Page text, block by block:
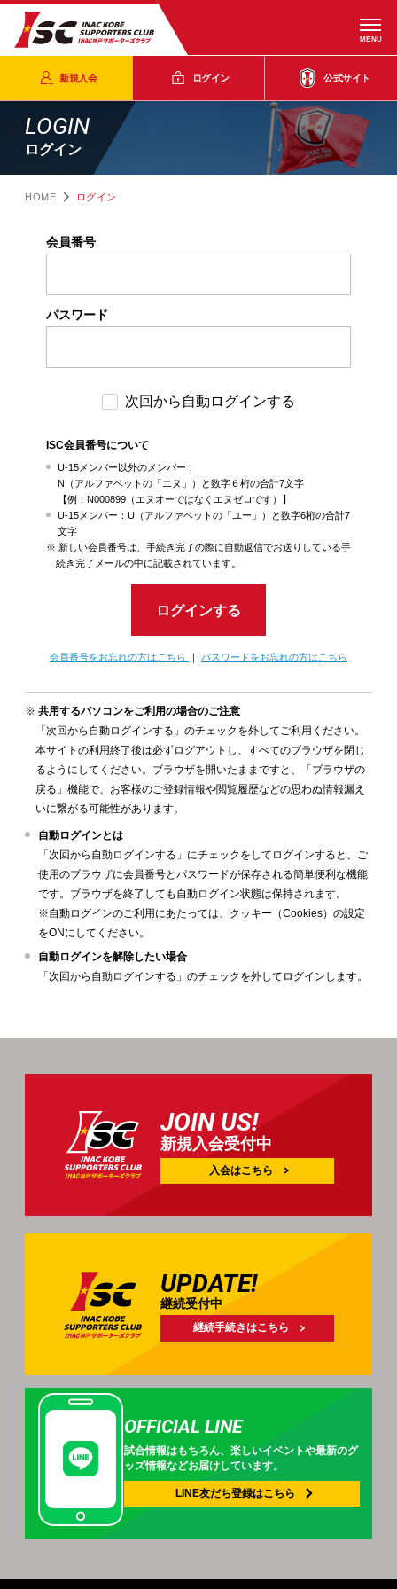
MENU
新規入会 ログイン 公式サイト
LOGIN
ログイン
HOME ログイン
会員番号
パスワード
次回から自動ログインする
ISC会員番号について
U-15メンバー以外のメンバー：
N（アルファベットの「エヌ」）と数字６桁の合計7文字
【例：N000899（エヌオーではなくエヌゼロです）】
U-15メンバー：U（アルファベットの「ユー」）と数字6桁の合計7
文字
新しい会員番号は、手続き完了の際に自動返信でお送りしている手
続き完了メールの中に記載されています。
ログインする
会員番号をお忘れの方はこちら パスワードをお忘れの方はこちら
共用するパソコンをご利用の場合のご注意
「次回から自動ログインする」のチェックを外してご利用ください。
本サイトの利用終了後は必ずログアウトし、すべてのブラウザを閉じ
るようにしてください。ブラウザを開いたままですと、「ブラウザの
戻る」機能で、お客様のご登録情報や閲覧履歴などの思わぬ情報漏え
いに繋がる可能性があります。
自動ログインとは
「次回から自動ログインする」にチェックをしてログインすると、ご
使用のブラウザに会員番号とパスワードが保存される簡単便利な機能
です。ブラウザを終了しても自動ログイン状態は保持されます。
※自動ログインのご利用にあたっては、クッキー（Cookies）の設定
をONにしてください。
自動ログインを解除したい場合
「次回から自動ログインする」のチェックを外してログインします。
JOIN US!
新規入会受付中
入会はこちら
UPDATE!
継続受付中
継続手続きはこちら
OFFICIAL LINE
試合情報はもちろん、楽しいイベントや最新のグ
ッズ情報などお届けしています。
LINE友だち登録はこちら